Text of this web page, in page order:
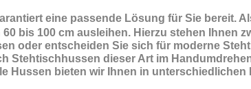
eine passende Lösung für Sie bereit.
bis 100 cm ausleihen. Hierzu stehen Ihnen
oder entscheiden Sie sich für moderne
Stehtischhussen dieser Art im
Hussen bieten wir Ihnen in